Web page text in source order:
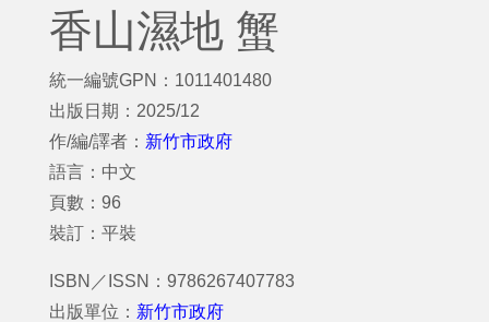
香山濕地 蟹
統一編號GPN：1011401480
出版日期：2025/12
作/編/譯者： 新竹市政府
語言：中文
頁數：96
裝訂：平裝
ISBN／ISSN：9786267407783
出版單位： 新竹市政府